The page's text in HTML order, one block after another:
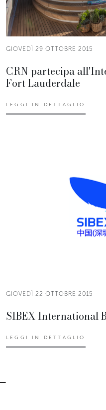
GIOVEDÌ 29 OTTOBRE 2015
CRN partecipa
Fort Lauderdale
LEGGI IN DETTAGLIO
GIOVEDÌ 22 OTTOBRE 2015
SIBEX International
LEGGI IN DETTAGLIO